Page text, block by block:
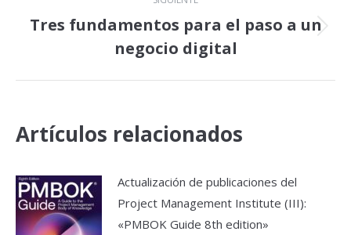
Publicación
siguiente:
Tres fundamentos para el paso a un
negocio digital
Artículos relacionados
Actualización de publicaciones del
Project Management Institute (III):
«PMBOK Guide 8th edition»